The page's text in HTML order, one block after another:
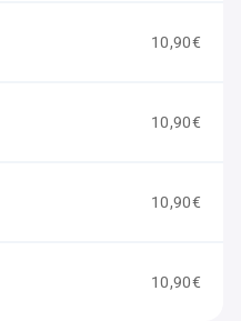
10,90€
10,90€
10,90€
10,90€